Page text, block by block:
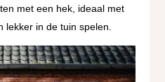
met een hek, ideaal met
lekker in de tuin spelen.